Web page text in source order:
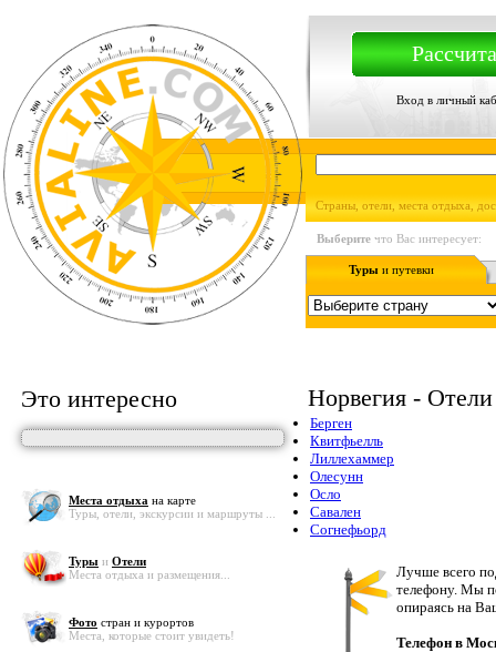
Вход в личный
Страны, отели, места отдыха,
Выберите что Вас интересует:
Туры и путевки
Это интересно
Места отдыха на карте
Туры, отели, экскурсии и маршруты ...
Туры и Отели
Места отдыха и размещения...
Фото стран и курортов
Места, которые стоит увидеть!
Норвегия - Отели
Берген
Квитфьелль
Лиллехаммер
Олесунн
Осло
Савален
Согнефьорд
Лучше всего
телефону. Мы
опираясь на
Телефон в